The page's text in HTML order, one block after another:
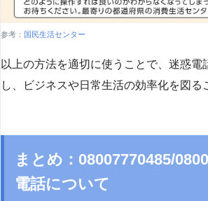
参考： 国民生活センター
以上の方法を適切に使うことで、迷惑電
し、ビジネスや日常生活の効率化を図る
まとめ：08007770485/
電話について